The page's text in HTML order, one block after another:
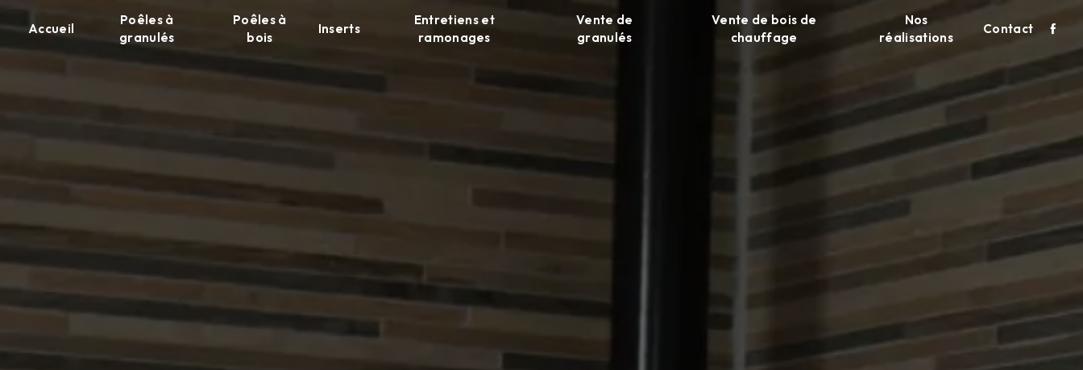
Accueil
Poêles à
granulés
Poêles à
bois
Inserts
Entretiens et
ramonages
Vente de
granulés
Vente de bois de
chauffage
Nos
réalisations
Contact
Panneau de gestion des cookies